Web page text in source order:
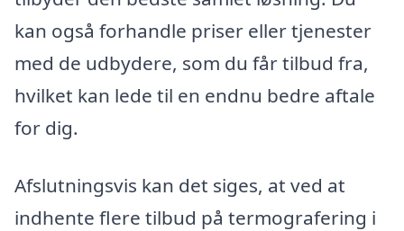
kan også forhandle priser eller tjenester
med de udbydere, som du får tilbud fra,
hvilket kan lede til en endnu bedre aftale
for dig.
Afslutningsvis kan det siges, at ved at
indhente flere tilbud på termografering i